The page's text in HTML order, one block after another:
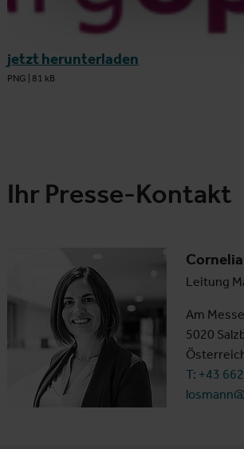
jetzt herunterladen
PNG 81 kB
Ihr Presse-Kontakt
Leitung
Am
5020
T: +43